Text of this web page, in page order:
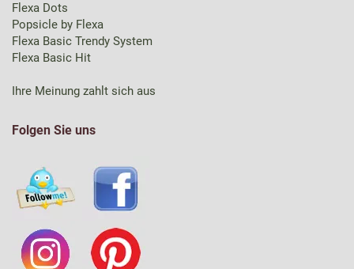
Flexa Dots
Popsicle by Flexa
Flexa Basic Trendy System
Flexa Basic Hit
Ihre Meinung zahlt sich aus
Folgen Sie uns